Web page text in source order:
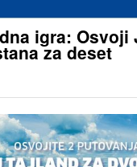
igra: Osvoji
za deset